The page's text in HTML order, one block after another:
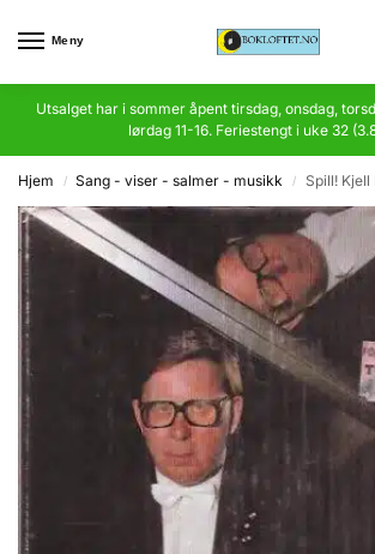
Meny
Utsalget har i sommer åpent tirsdag, onsdag,
lørdag 11-16. Feriestengt i uke 32
Hjem / Sang - viser - salmer - musikk / Spill! Kjell